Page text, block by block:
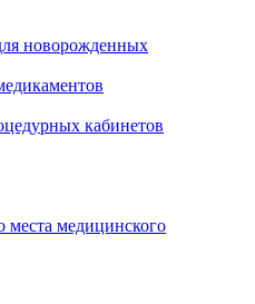
новорожденных
кабинетов
места медицинского